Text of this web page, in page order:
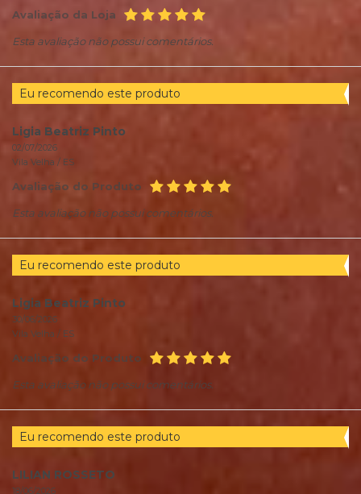
Avaliação da Loja
Esta avaliação não possui comentários.
Eu recomendo este produto
Ligia Beatriz Pinto
02/07/2026
Vila Velha / ES
Avaliação do Produto
Esta avaliação não possui comentários.
Eu recomendo este produto
Ligia Beatriz Pinto
30/06/2026
Vila Velha / ES
Avaliação do Produto
Esta avaliação não possui comentários.
Eu recomendo este produto
LILIAN ROSSETO
18/06/2026